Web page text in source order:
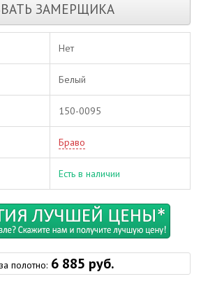
ЗАМЕРЩИКА
Нет
Белый
150-0095
Браво
Есть в наличии
полотно: 6 885 руб.